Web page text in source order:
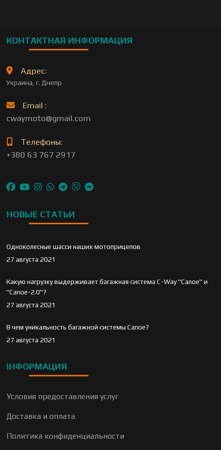
КОНТАКТНАЯ ИНФОРМАЦИЯ
Адрес:
Украина, г. Днепр
Email :
cwaymoto@gmail.com
Телефоны:
+380 63 767 2917
НОВЫЕ СТАТЬИ
Одноколесные шасси наших мотоприцепов
27 августа 2021
Какую нагрузку выдерживает багажная система C-Way "Canoe" и
"Canoe-2.0"?
27 августа 2021
В чем уникальность багажной системы Canoe?
27 августа 2021
ІНФОРМАЦИЯ
Условия предоставления услуг
Доставка и оплата
Политика конфиденциальности